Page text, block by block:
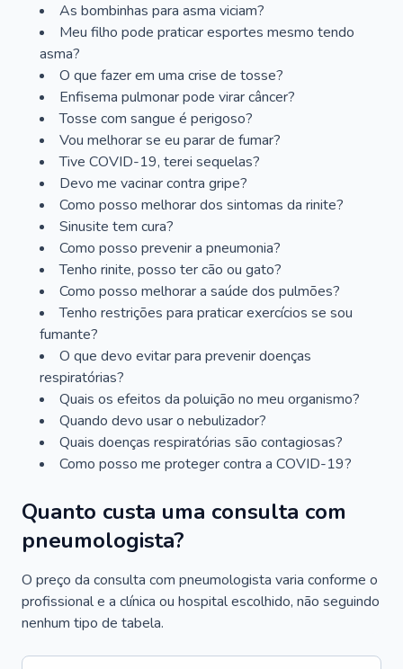
As bombinhas para asma viciam?
Meu filho pode praticar esportes mesmo tendo
asma?
O que fazer em uma crise de tosse?
Enfisema pulmonar pode virar câncer?
Tosse com sangue é perigoso?
Vou melhorar se eu parar de fumar?
Tive COVID-19, terei sequelas?
Devo me vacinar contra gripe?
Como posso melhorar dos sintomas da rinite?
Sinusite tem cura?
Como posso prevenir a pneumonia?
Tenho rinite, posso ter cão ou gato?
Como posso melhorar a saúde dos pulmões?
Tenho restrições para praticar exercícios se sou
fumante?
O que devo evitar para prevenir doenças
respiratórias?
Quais os efeitos da poluição no meu organismo?
Quando devo usar o nebulizador?
Quais doenças respiratórias são contagiosas?
Como posso me proteger contra a COVID-19?
Quanto custa uma consulta com
pneumologista?
O preço da consulta com pneumologista varia conforme o
profissional e a clínica ou hospital escolhido, não seguindo
nenhum tipo de tabela.